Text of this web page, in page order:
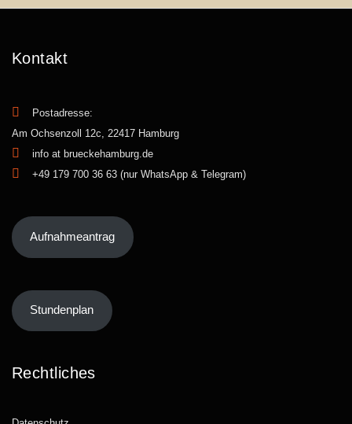
Kontakt
Postadresse:
Am Ochsenzoll 12c, 22417 Hamburg
info at brueckehamburg.de
+49 179 700 36 63 (nur WhatsApp & Telegram)
Aufnahmeantrag
Stundenplan
Rechtliches